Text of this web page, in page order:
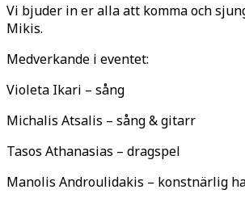
Vi bjuder in er alla att komma och
Mikis.
Medverkande i eventet:
Violeta Ikari – sång
Michalis Atsalis – sång & gitarr
Tasos Athanasias – dragspel
Manolis Androulidakis – konstnärlig